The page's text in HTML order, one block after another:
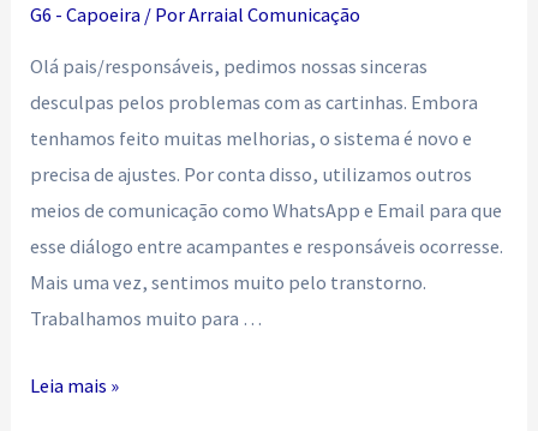
G6 - Capoeira / PorArraial Comunicação
Olá pais/responsáveis, pedimos nossas sinceras
desculpas pelos problemas com as cartinhas. Embora
tenhamos feito muitas melhorias, o sistema é novo e
precisa de ajustes. Por conta disso, utilizamos outros
meios de comunicação como WhatsApp e Email para que
esse diálogo entre acampantes e responsáveis ocorresse.
Mais uma vez, sentimos muito pelo transtorno.
Trabalhamos muito para …
Pane
Leia mais »